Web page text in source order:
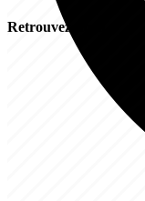
Retrouvez-nous